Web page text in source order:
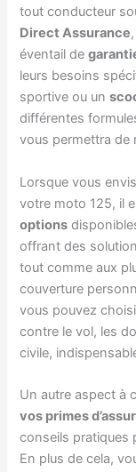
tout conducteur
Direct Assurance
éventail de
leurs besoins
sportive ou un
différentes
vous permettra de
Lorsque vous
votre moto 125, il
options
offrant des
tout comme aux
couverture
vous pouvez
contre le vol, les
civile,
Un autre aspect à
vos primes
conseils pratiques
En plus de cela,